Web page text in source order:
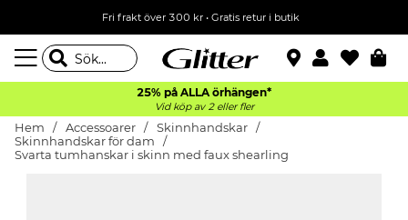
Fri frakt över 300 kr• Gratis retur i butik
25% på ALLA örhängen*
Vid köp av 2 eller fler
Hem Accessoarer
Skinnhandskar
Skinnhandskar för dam
Svarta tumhanskar i skinn med faux shearling